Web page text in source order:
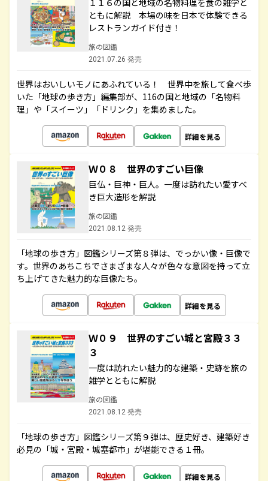
１１６の国と地域の名物料理を食の雑学と
ともに解説 本場の味を日本で体験できる
レストランガイド付き！
旅の図鑑
2021.07.26 発売
世界はおいしいモノにあふれている！ 世界中を旅して食べ歩
いた「地球の歩き方」編集部が、116の国と地域の「名物料
理」や「スイーツ」「ドリンク」を集めました。
詳細を見る
Ｗ０８ 世界のすごい巨像
巨仏・巨神・巨人。一度は訪れたい愛すべ
き巨大造形を解説
旅の図鑑
2021.08.12 発売
「地球の歩き方」図鑑シリーズ第８弾は、でっかい像・巨像で
す。世界のあちこちでさまざまな人々が色々な意図を持って立
ち上げてきた魅力的な巨像たち。
詳細を見る
Ｗ０９ 世界のすごい城と宮殿３３
３
一度は訪れたい魅力的な建築・史跡を旅の
雑学とともに解説
旅の図鑑
2021.08.12 発売
「地球の歩き方」図鑑シリーズ第９弾は、歴史好き、建築好き
必見の「城・宮殿・城塞都市」が堪能できる１冊。
詳細を見る